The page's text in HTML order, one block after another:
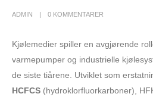
ADMIN 0 KOMMENTARER
Kjølemedier spiller en avgjørende
varmepumper og industrielle
de siste tiårene. Utviklet som
HCFCS (hydroklorfluorkarboner),